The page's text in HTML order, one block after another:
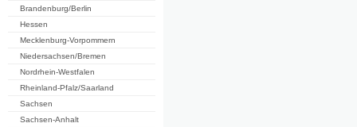
Brandenburg/Berlin
Hessen
Mecklenburg-Vorpommern
Niedersachsen/Bremen
Nordrhein-Westfalen
Rheinland-Pfalz/Saarland
Sachsen
Sachsen-Anhalt